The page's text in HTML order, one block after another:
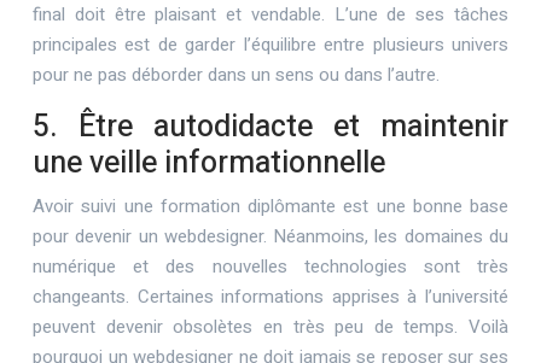
final doit être plaisant et vendable. L’une de ses tâches
principales est de garder l’équilibre entre plusieurs univers
pour ne pas déborder dans un sens ou dans l’autre.
5. Être autodidacte et maintenir
une veille informationnelle
Avoir suivi une formation diplômante est une bonne base
pour devenir un webdesigner. Néanmoins, les domaines du
numérique et des nouvelles technologies sont très
changeants. Certaines informations apprises à l’université
peuvent devenir obsolètes en très peu de temps. Voilà
pourquoi un webdesigner ne doit jamais se reposer sur ses